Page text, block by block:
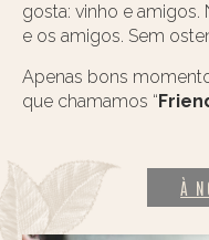
gosta: vinho e
e os amigos. Sem
Apenas bons
que chamamos “
À